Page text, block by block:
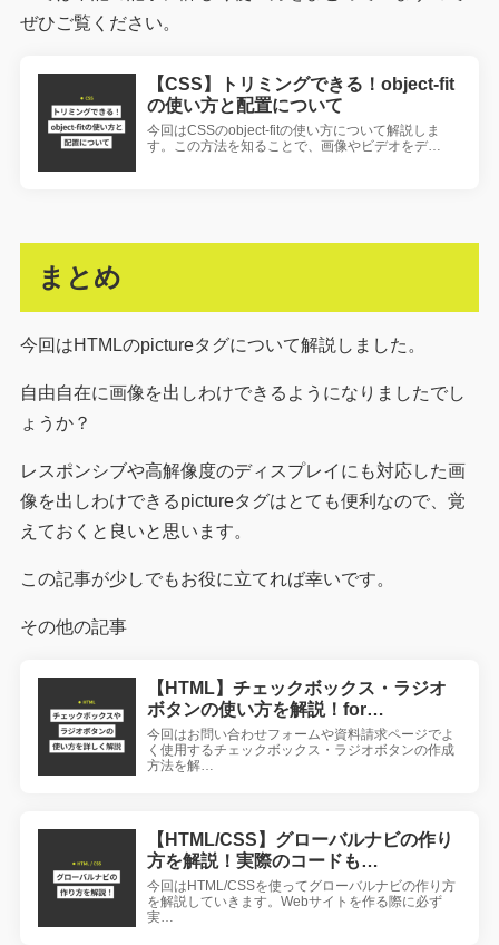
ぜひご覧ください。
【CSS】トリミングできる！object-fit
の使い方と配置について
今回はCSSのobject-fitの使い方について解説しま
す。この方法を知ることで、画像やビデオをデ…
まとめ
今回はHTMLのpictureタグについて解説しました。
自由自在に画像を出しわけできるようになりましたでし
ょうか？
レスポンシブや高解像度のディスプレイにも対応した画
像を出しわけできるpictureタグはとても便利なので、覚
えておくと良いと思います。
この記事が少しでもお役に立てれば幸いです。
その他の記事
【HTML】チェックボックス・ラジオ
ボタンの使い方を解説！for…
今回はお問い合わせフォームや資料請求ページでよ
く使用するチェックボックス・ラジオボタンの作成
方法を解…
【HTML/CSS】グローバルナビの作り
方を解説！実際のコードも…
今回はHTML/CSSを使ってグローバルナビの作り方
を解説していきます。Webサイトを作る際に必ず
実…